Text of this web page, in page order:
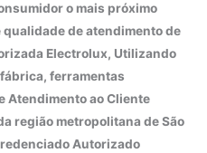
o mais próximo
de atendimento de
Electrolux, Utilizando
ferramentas
Atendimento ao Cliente
região metropolitana de São
Autorizado